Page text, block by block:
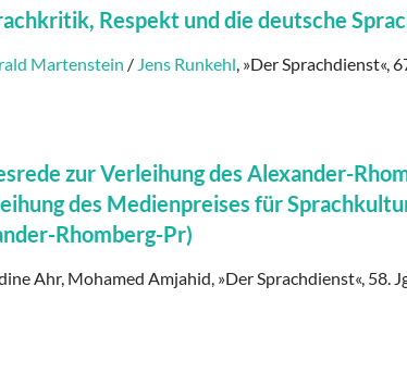
Respekt und die deutsche
Martenstein / Jens Runkehl, »Der Sprachdienst«,
zur Verleihung des Alexander-
des Medienpreises für
Rhomberg-Pr)
Ahr, Mohamed Amjahid, »Der Sprachdienst«, 58.